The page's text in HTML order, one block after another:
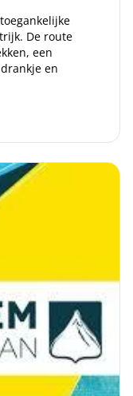
De route
een
en